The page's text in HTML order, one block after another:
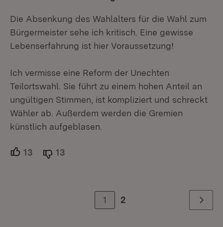
Die Absenkung des Wahlalters für die Wahl zum
Bürgermeister sehe ich kritisch. Eine gewisse
Lebenserfahrung ist hier Voraussetzung!
Ich vermisse eine Reform der Unechten
Teilortswahl. Sie führt zu einem hohen Anteil an
ungültigen Stimmen, ist kompliziert und schreckt
Wähler ab. Außerdem werden die Gremien
künstlich aufgeblasen.
13 Unterstützer.
13
1 2 Weiter